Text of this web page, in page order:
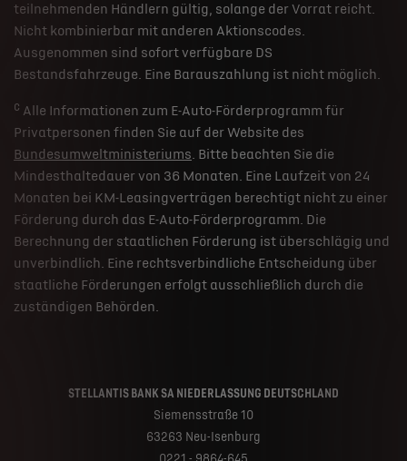
teilnehmenden Händlern gültig, solange der Vorrat reicht.
Nicht kombinierbar mit anderen Aktionscodes.
Ausgenommen sind sofort verfügbare DS
Bestandsfahrzeuge. Eine Barauszahlung ist nicht möglich.
c Alle Informationen zum E-Auto-Förderprogramm für
Privatpersonen finden Sie auf der Website des
Bundesumweltministeriums. Bitte beachten Sie die
Mindesthaltedauer von 36 Monaten. Eine Laufzeit von 24
Monaten bei KM-Leasingverträgen berechtigt nicht zu einer
Förderung durch das E-Auto-Förderprogramm. Die
Berechnung der staatlichen Förderung ist überschlägig und
unverbindlich. Eine rechtsverbindliche Entscheidung über
staatliche Förderungen erfolgt ausschließlich durch die
zuständigen Behörden.
STELLANTIS BANK SA NIEDERLASSUNG DEUTSCHLAND
Siemensstraße 10
63263 Neu-Isenburg